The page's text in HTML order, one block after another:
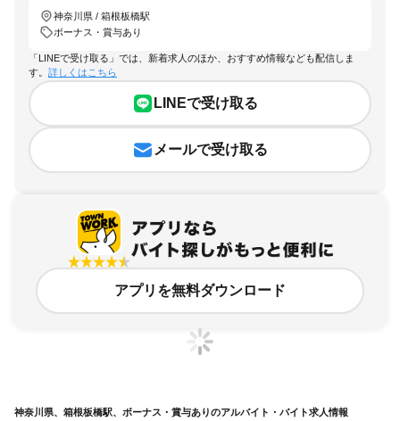
神奈川県 / 箱根板橋駅
ボーナス・賞与あり
「LINEで受け取る」では、新着求人のほか、おすすめ情報なども配信しま
す。 詳しくはこちら
LINEで受け取る
メールで受け取る
アプリを無料ダウンロード
神奈川県、箱根板橋駅、ボーナス・賞与ありのアルバイト・バイト求人情報